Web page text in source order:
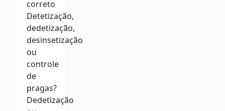
correto
Detetização,
dedetização,
desinsetização
ou
controle
de
pragas?
Dedetização